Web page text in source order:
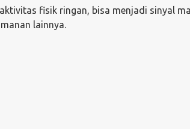
fisik ringan, bisa menjadi sinyal
lainnya.